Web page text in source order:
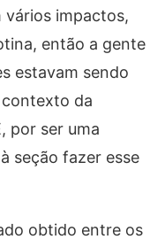
vários impactos,
então a gente
estavam sendo
da
por ser uma
seção fazer esse
obtido entre os